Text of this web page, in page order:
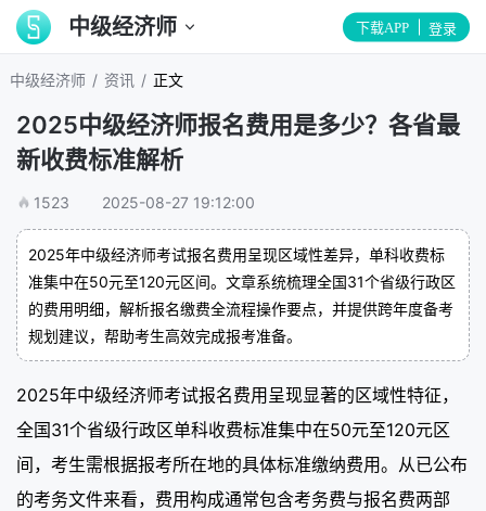
中级经济师 下载APP 登录
中级经济师 / 资讯 / 正文
2025中级经济师报名费用是多少？各省最
新收费标准解析
1523 2025-08-27 19:12:00
2025年中级经济师考试报名费用呈现区域性差异，单科收费标
准集中在50元至120元区间。文章系统梳理全国31个省级行政区
的费用明细，解析报名缴费全流程操作要点，并提供跨年度备考
规划建议，帮助考生高效完成报考准备。
2025年中级经济师考试报名费用呈现显著的区域性特征，
全国31个省级行政区单科收费标准集中在50元至120元区
间，考生需根据报考所在地的具体标准缴纳费用。从已公布
的考务文件来看，费用构成通常包含考务费与报名费两部